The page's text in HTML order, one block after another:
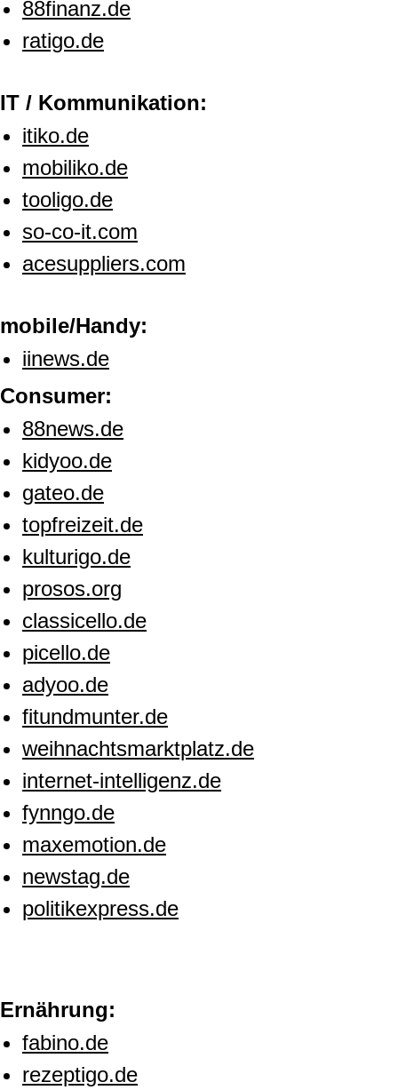
88finanz.de
ratigo.de
IT / Kommunikation:
itiko.de
mobiliko.de
tooligo.de
so-co-it.com
acesuppliers.com
mobile/Handy:
iinews.de
Consumer:
88news.de
kidyoo.de
gateo.de
topfreizeit.de
kulturigo.de
prosos.org
classicello.de
picello.de
adyoo.de
fitundmunter.de
weihnachtsmarktplatz.de
internet-intelligenz.de
fynngo.de
maxemotion.de
newstag.de
politikexpress.de
Ernährung:
fabino.de
rezeptigo.de